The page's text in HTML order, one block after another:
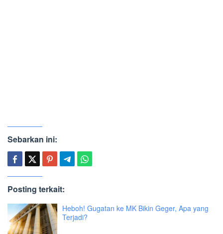
Sebarkan ini:
Posting terkait:
Heboh! Gugatan ke MK Bikin Geger, Apa yang
Terjadi?